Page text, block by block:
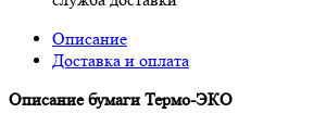
Описание
Доставка и оплата
Описание бумаги Термо-ЭКО